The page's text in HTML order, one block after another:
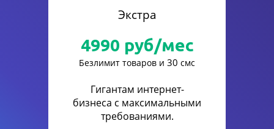
Экстра
4990 руб/мес
Безлимит товаров и 30 смс
Гигантам интернет-
бизнеса с максимальными
требованиями.